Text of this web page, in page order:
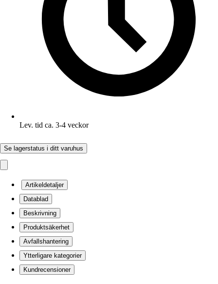
Lev. tid ca. 3-4 veckor
Se lagerstatus i ditt varuhus
Artikeldetaljer
Datablad
Beskrivning
Produktsäkerhet
Avfallshantering
Ytterligare kategorier
Kundrecensioner